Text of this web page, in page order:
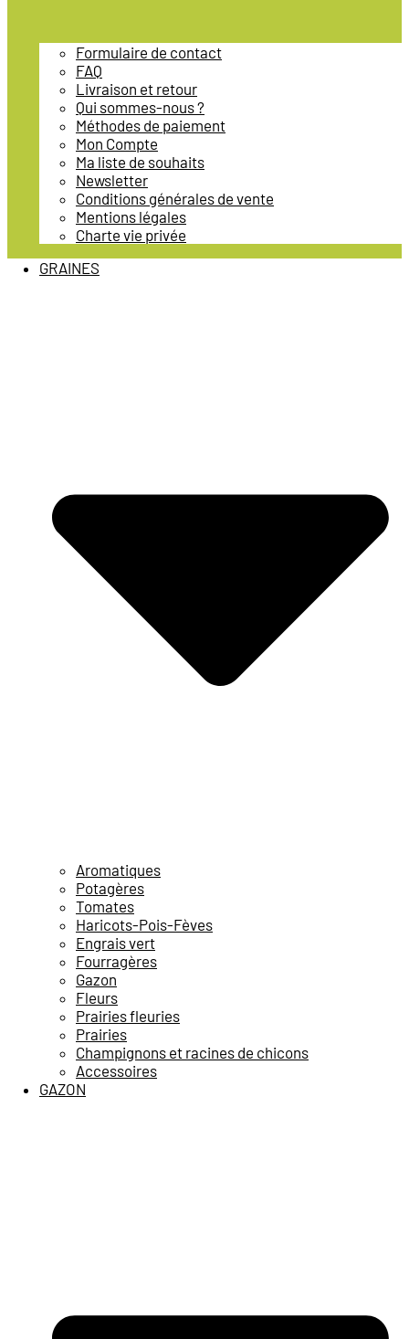
Formulaire de contact
FAQ
Livraison et retour
Qui sommes-nous ?
Méthodes de paiement
Mon Compte
Ma liste de souhaits
Newsletter
Conditions générales de vente
Mentions légales
Charte vie privée
GRAINES
Aromatiques
Potagères
Tomates
Haricots-Pois-Fèves
Engrais vert
Fourragères
Gazon
Fleurs
Prairies fleuries
Prairies
Champignons et racines de chicons
Accessoires
GAZON